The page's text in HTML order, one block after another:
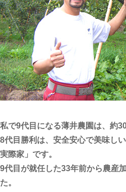
私で9代目になる薄井農園は、約
8代目勝利は、安全安心で美味し
実際家」です。
9代目が就任した33年前から農産
た。